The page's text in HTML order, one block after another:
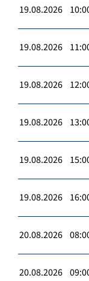
19.08.2026
19.08.2026
19.08.2026
19.08.2026
19.08.2026
19.08.2026
20.08.2026
20.08.2026